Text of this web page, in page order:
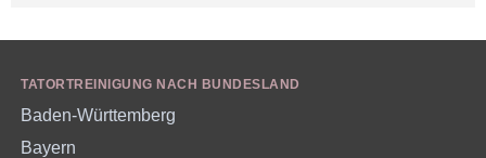
TATORTREINIGUNG NACH BUNDESLAND
Baden-Württemberg
Bayern